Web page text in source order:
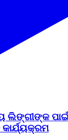
ଲିଙ୍ଗୀଙ୍କ
କାର୍ଯ୍ୟକ୍ରମ